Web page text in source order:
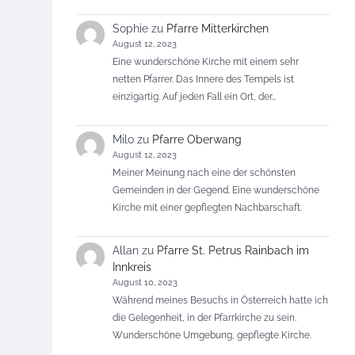
Sophie zu Pfarre Mitterkirchen
August 12, 2023
Eine wunderschöne Kirche mit einem sehr
netten Pfarrer. Das Innere des Tempels ist
einzigartig. Auf jeden Fall ein Ort, der…
Milo zu Pfarre Oberwang
August 12, 2023
Meiner Meinung nach eine der schönsten
Gemeinden in der Gegend. Eine wunderschöne
Kirche mit einer gepflegten Nachbarschaft.
Allan zu Pfarre St. Petrus Rainbach im
Innkreis
August 10, 2023
Während meines Besuchs in Österreich hatte ich
die Gelegenheit, in der Pfarrkirche zu sein.
Wunderschöne Umgebung, gepflegte Kirche.